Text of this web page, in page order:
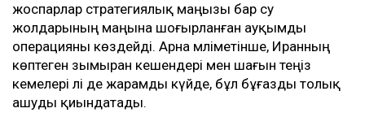
жоспарлар стратегиялық маңызы бар су
жолдарының маңына шоғырланған ауқымды
операцияны көздейді. Арна мәліметінше, Иранның
көптеген зымыран кешендері мен шағын теңіз
кемелері әлі де жарамды күйде, бұл бұғазды толық
ашуды қиындатады.